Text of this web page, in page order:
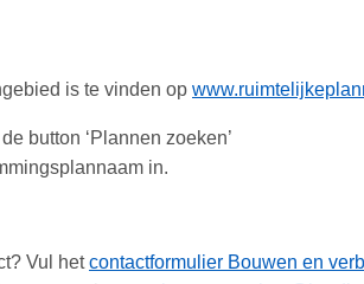
is te vinden op
button ‘Plannen zoeken’
in.
Vul hetcontactformulier Bouwen en